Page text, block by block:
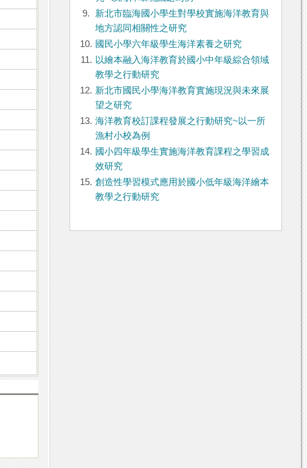
9.
新北市臨海國小學生對學校實施海洋教育與
地方認同相關性之研究
10. 國民小學六年級學生海洋素養之研究
11. 以繪本融入海洋教育於國小中年級綜合領域
教學之行動研究
12. 新北市國民小學海洋教育實施現況與未來展
望之研究
13. 海洋教育校訂課程發展之行動研究~以一所
漁村小校為例
14. 國小四年級學生實施海洋教育課程之學習成
效研究
15. 創造性學習模式應用於國小低年級海洋繪本
教學之行動研究